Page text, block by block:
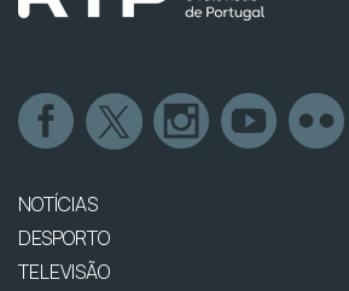
NOTÍCIAS
DESPORTO
TELEVISÃO